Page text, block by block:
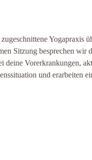
Yogapraxis
Sitzung besprechen wir
deine Vorerkrankungen,
und erarbeiten